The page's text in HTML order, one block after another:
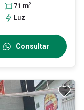
71 m2
Luz
Consultar